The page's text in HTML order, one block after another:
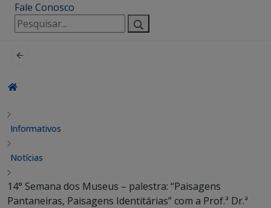
Fale Conosco
Pesquisar
por:
Informativos
Notícias
14° Semana dos Museus – palestra: “Paisagens
Pantaneiras, Paisagens Identitárias” com a Prof.ª Dr.ª